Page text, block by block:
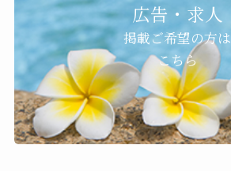
広告・求人
掲載ご希望の方は
こちら